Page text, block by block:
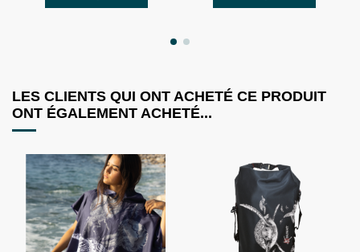
LES CLIENTS QUI ONT ACHETÉ CE PRODUIT
ONT ÉGALEMENT ACHETÉ...